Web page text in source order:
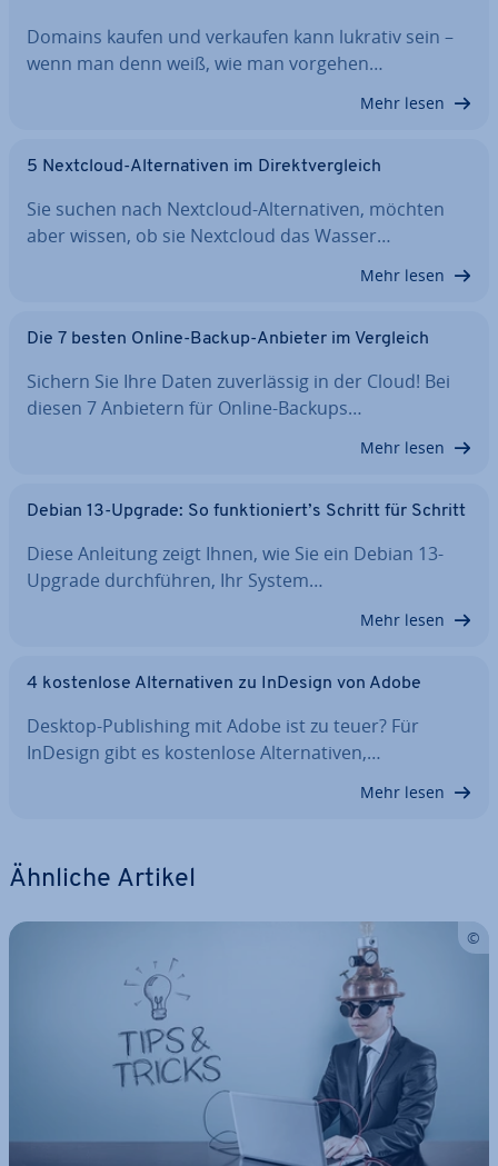
Domains kaufen und verkaufen kann lukrativ sein –
wenn man denn weiß, wie man vorgehen…
Mehr lesen
5 Nextcloud-Al­ter­na­ti­ven im Di­rekt­ver­gleich
Sie suchen nach Nextcloud-Al­ter­na­ti­ven, möchten
aber wissen, ob sie Nextcloud das Wasser…
Mehr lesen
Die 7 besten Online-Backup-Anbieter im Vergleich
Sichern Sie Ihre Daten zu­ver­läs­sig in der Cloud! Bei
diesen 7 Anbietern für Online-Backups…
Mehr lesen
Debian 13-Upgrade: So funk­tio­niert’s Schritt für Schritt
Diese Anleitung zeigt Ihnen, wie Sie ein Debian 13-
Upgrade durch­füh­ren, Ihr System…
Mehr lesen
4 kos­ten­lo­se Al­ter­na­ti­ven zu InDesign von Adobe
Desktop-Pu­bli­shing mit Adobe ist zu teuer? Für
InDesign gibt es kos­ten­lo­se Al­ter­na­ti­ven,…
Mehr lesen
Ähnliche Artikel